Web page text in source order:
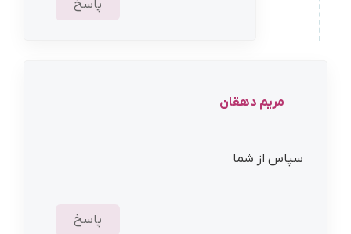
پاسخ
مریم دهقان
سپاس از شما
پاسخ